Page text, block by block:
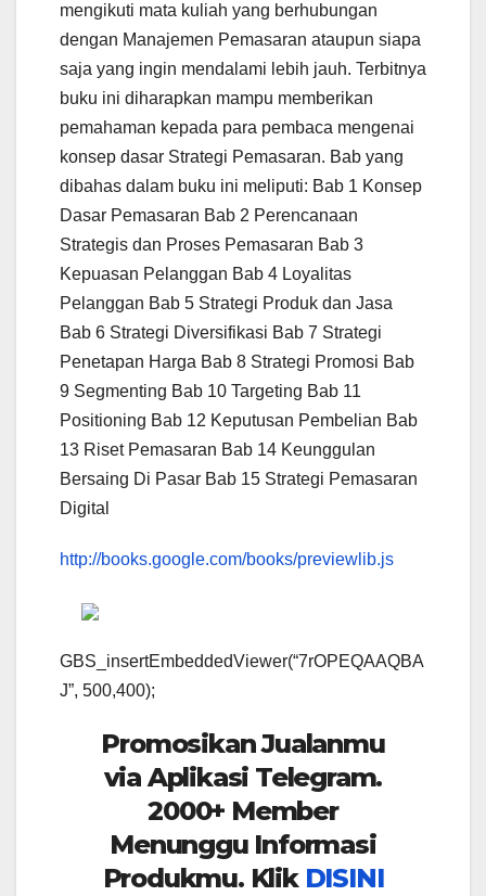
mengikuti mata kuliah yang berhubungan
dengan Manajemen Pemasaran ataupun siapa
saja yang ingin mendalami lebih jauh. Terbitnya
buku ini diharapkan mampu memberikan
pemahaman kepada para pembaca mengenai
konsep dasar Strategi Pemasaran. Bab yang
dibahas dalam buku ini meliputi: Bab 1 Konsep
Dasar Pemasaran Bab 2 Perencanaan
Strategis dan Proses Pemasaran Bab 3
Kepuasan Pelanggan Bab 4 Loyalitas
Pelanggan Bab 5 Strategi Produk dan Jasa
Bab 6 Strategi Diversifikasi Bab 7 Strategi
Penetapan Harga Bab 8 Strategi Promosi Bab
9 Segmenting Bab 10 Targeting Bab 11
Positioning Bab 12 Keputusan Pembelian Bab
13 Riset Pemasaran Bab 14 Keunggulan
Bersaing Di Pasar Bab 15 Strategi Pemasaran
Digital
http://books.google.com/books/previewlib.js
GBS_insertEmbeddedViewer(“7rOPEQAAQBA
J”, 500,400);
Promosikan Jualanmu
via Aplikasi Telegram.
2000+ Member
Menunggu Informasi
Produkmu. Klik DISINI